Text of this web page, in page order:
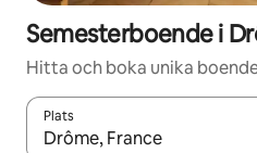
Semesterboende i
Hitta och boka unika
Plats
När resultaten är tillgängliga